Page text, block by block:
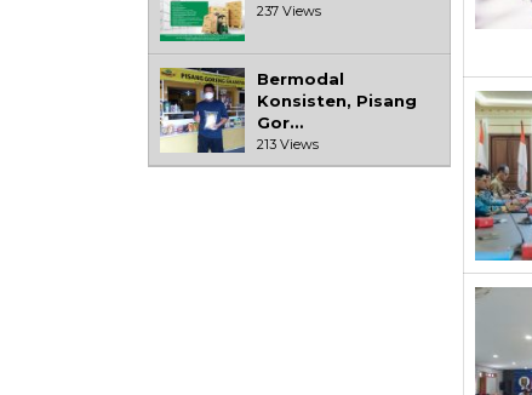
237 Views
Bermodal
Konsisten, Pisang
Gor…
213 Views